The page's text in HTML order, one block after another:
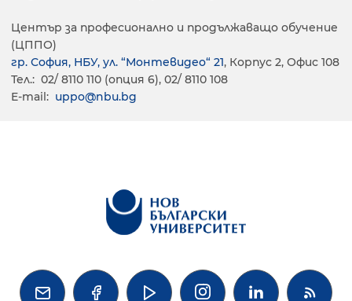
Център за професионално и продължаващо обучение
(ЦППО)
гр. София, НБУ, ул. “Монтевидео“ 21, Корпус 2, Офис 108
Тел.: 02/ 8110 110 (опция 6), 02/ 8110 108
E-mail: uppo@nbu.bg
   